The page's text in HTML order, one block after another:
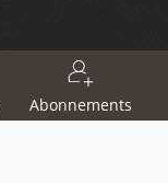
Abonnements